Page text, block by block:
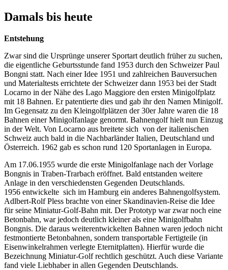
Damals bis heute
Entstehung
Zwar sind die Ursprünge unserer Sportart deutlich früher zu suchen,
die eigentliche Geburtsstunde fand 1953 durch den Schweizer Paul
Bongni statt. Nach einer Idee 1951 und zahlreichen Bauversuchen
und Materialtests errichtete der Schweizer dann 1953 bei der Stadt
Locarno in der Nähe des Lago Maggiore den ersten Minigolfplatz
mit 18 Bahnen. Er patentierte dies und gab ihr den Namen Minigolf.
Im Gegensatz zu den Kleingolfplätzen der 30er Jahre waren die 18
Bahnen einer Minigolfanlage genormt. Bahnengolf hielt nun Einzug
in der Welt. Von Locarno aus breitete sich von der italienischen
Schweiz auch bald in die Nachbarländer Italien, Deutschland und
Österreich. 1962 gab es schon rund 120 Sportanlagen in Europa.
Am 17.06.1955 wurde die erste Minigolfanlage nach der Vorlage
Bongnis in Traben-Trarbach eröffnet. Bald entstanden weitere
Anlage in den verschiedensten Gegenden Deutschlands.
1956 entwickelte sich im Hamburg ein anderes Bahnengolfsystem.
Adlbert-Rolf Pless brachte von einer Skandinavien-Reise die Idee
für seine Miniatur-Golf-Bahn mit. Der Prototyp war zwar noch eine
Betonbahn, war jedoch deutlich kleiner als eine Minigolfbahn
Bongnis. Die daraus weiterentwickelten Bahnen waren jedoch nicht
festmontierte Betonbahnen, sondern transportable Fertigteile (in
Eisenwinkelrahmen verlegte Eternitplatten). Hierfür wurde die
Bezeichnung Miniatur-Golf rechtlich geschützt. Auch diese Variante
fand viele Liebhaber in allen Gegenden Deutschlands.